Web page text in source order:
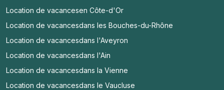
Location de vacancesen Côte-d'Or
Location de vacancesdans les Bouches-du-Rhône
Location de vacancesdans l'Aveyron
Location de vacancesdans l'Ain
Location de vacancesdans la Vienne
Location de vacancesdans le Vaucluse